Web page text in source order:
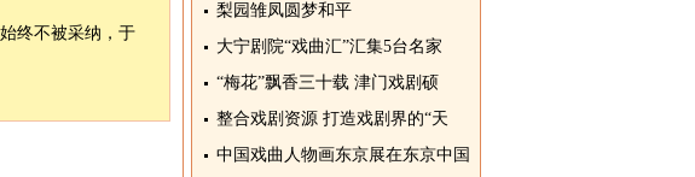
终不被采纳，于
梨园雏凤圆梦和平
大宁剧院“戏曲汇”汇集5台名家
“梅花”飘香三十载 津门戏剧硕
整合戏剧资源 打造戏剧界的“天
中国戏曲人物画东京展在东京中国